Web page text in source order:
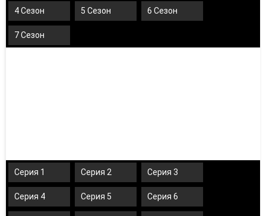
4 Сезон 5 Сезон 6 Сезон
7 Сезон
Серия 1 Серия 2 Серия 3
Серия 4 Серия 5 Серия 6